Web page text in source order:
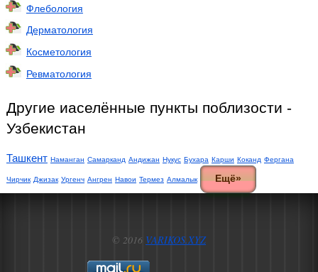
Флебология
Дерматология
Косметология
Ревматология
Другие иаселённые пункты поблизости -
Узбекистан
Ташкент Наманган Самарканд Андижан Нукус Бухара Карши Коканд Фергана
Чирчик Джизак Ургенч Ангрен Навои Термез Алмалык Ещё»
© 2016 VARIKOS.XYZ